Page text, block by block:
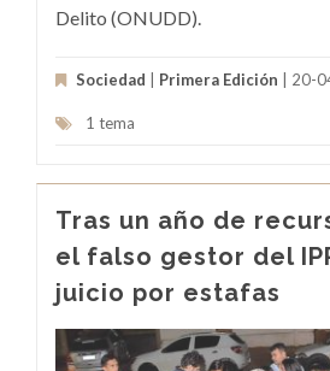
Delito (ONUDD).
Sociedad Primera Edición | 20-
1 tema
Tras un año de
el falso gestor del
juicio por estafas